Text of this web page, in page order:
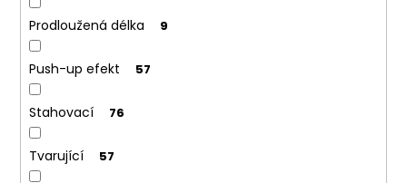
Prodloužená délka 9
Push-up efekt 57
Stahovací 76
Tvarující 57